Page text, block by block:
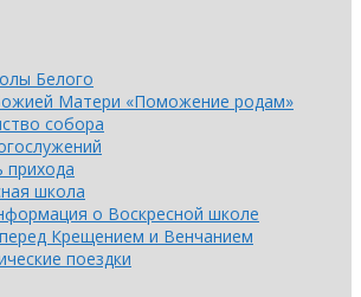
Белого
Матери «Поможение родам»
собора
прихода
школа
о Воскресной школе
Крещением и Венчанием
поездки